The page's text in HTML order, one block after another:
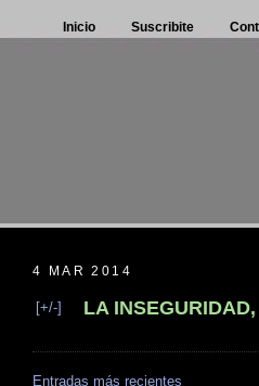
Inicio Suscribite
4 MAR 2014
[+/-] LA
Entradas más recientes